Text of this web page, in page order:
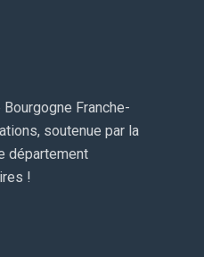
Franche-
soutenue par la
département
!